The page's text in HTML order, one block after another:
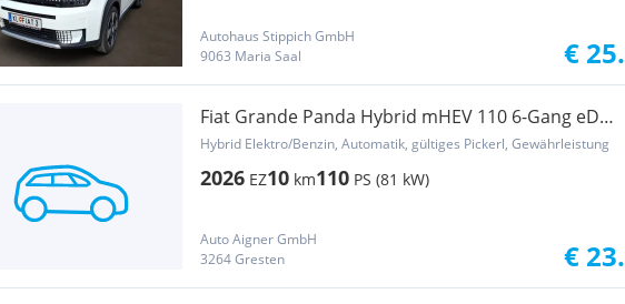
Autohaus Stippich GmbH
9063 Maria Saal
€
Fiat Grande Panda Hybrid mHEV 110 6-Gang eDCT
La Prima
Hybrid Elektro/Benzin, Automatik, gültiges Pickerl, Gewährleistung
2026 EZ10 km110 PS (81 kW)
Auto Aigner GmbH
3264 Gresten
€